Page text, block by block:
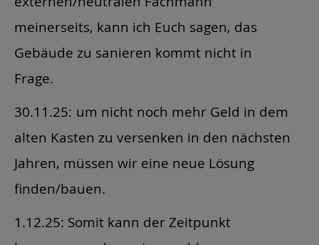
meinerseits, kann ich Euch sagen, das
Gebäude zu sanieren kommt nicht in
Frage.
30.11.25: um nicht noch mehr Geld in dem
alten Kasten zu versenken in den nächsten
Jahren, müssen wir eine neue Lösung
finden/bauen.
1.12.25: Somit kann der Zeitpunkt